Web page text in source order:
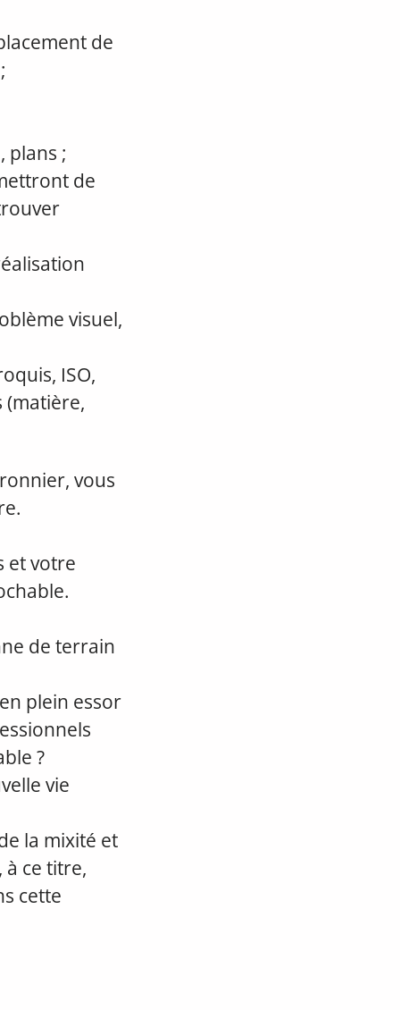
de
plans ;
de
visuel,
ISO,
(matière,
vous
et votre
de terrain
plein essor
?
vie
la mixité et
à ce titre,
cette